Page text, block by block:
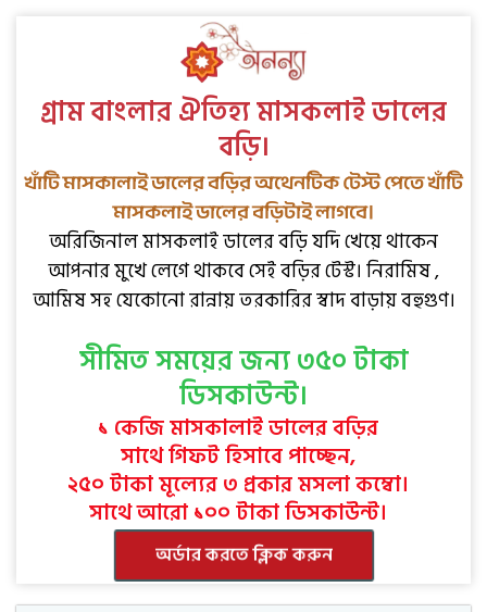
গ্রাম বাংলার ঐতিহ্য মাসকলাই ডালের
বড়ি।
খাঁটি মাসকালাই ডালের বড়ির অথেনটিক টেস্ট পেতে খাঁটি
মাসকলাই ডালের বড়িটাই লাগবে।
অরিজিনাল মাসকলাই ডালের বড়ি যদি খেয়ে থাকেন
আপনার মুখে লেগে থাকবে সেই বড়ির টেস্ট। নিরামিষ ,
আমিষ সহ যেকোনো রান্নায় তরকারির স্বাদ বাড়ায় বহুগুণ।
সীমিত সময়ের জন্য ৩৫০ টাকা
ডিসকাউন্ট।
১ কেজি মাসকালাই ডালের বড়ির
সাথে গিফট হিসাবে পাচ্ছেন,
২৫০ টাকা মূল্যের ৩ প্রকার মসলা কম্বো।
সাথে আরো ১০০ টাকা ডিসকাউন্ট।
অর্ডার করতে ক্লিক করুন